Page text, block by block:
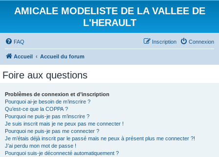
AMICALE MODELISTE DE LA VALLEE DE
L'HERAULT
FAQ Connexion
Inscription
Accueil Accueil du forum
Foire aux questions
Problèmes de connexion et d’inscription
Pourquoi ai-je besoin de m’inscrire ?
Qu’est-ce que la COPPA ?
Pourquoi ne puis-je pas m’inscrire ?
Je suis inscrit mais je ne peux pas me connecter !
Pourquoi ne puis-je pas me connecter ?
Je m’étais déjà inscrit par le passé mais ne peux à présent plus me connecter ?!
J’ai perdu mon mot de passe !
Pourquoi suis-je déconnecté automatiquement ?